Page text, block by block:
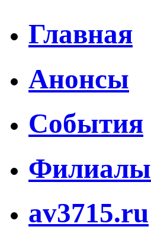
Главная
Анонсы
События
Филиалы
av3715.ru